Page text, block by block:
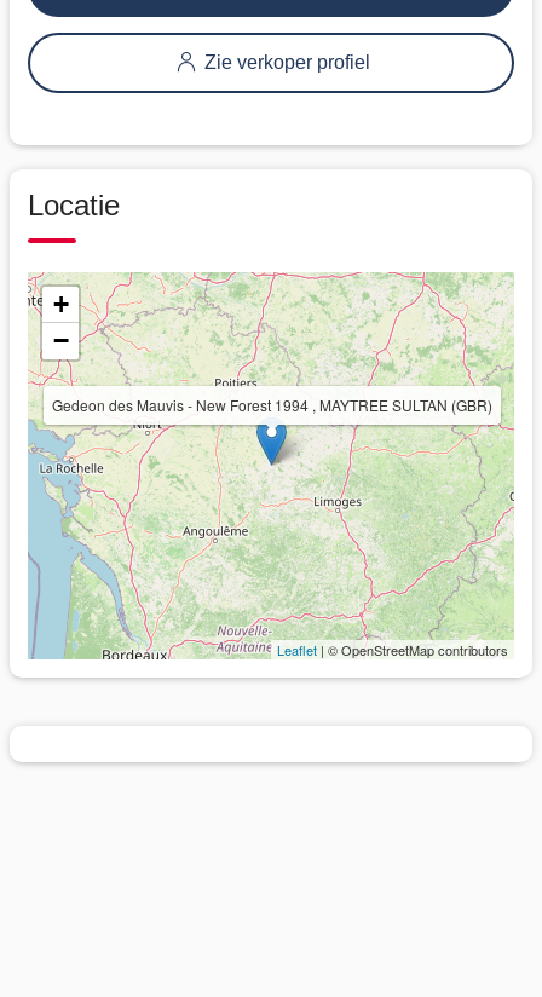
Zie verkoper profiel
Locatie
Gedeon des Mauvis - New Forest 1994 , MAYTREE SULTAN (GBR)
+
−
Leaflet | © OpenStreetMap contributors